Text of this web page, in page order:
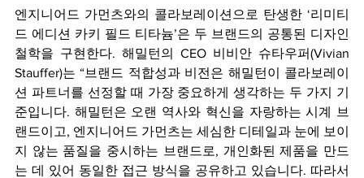
엔지니어드 가먼츠와의 콜라보레이션으로 탄생한 ‘리미티
드 에디션 카키 필드 티타늄’은 두 브랜드의 공통된 디자인
철학을 구현한다. 해밀턴의 CEO 비비안 슈타우퍼(Vivian
Stauffer)는 “브랜드 적합성과 비전은 해밀턴이 콜라보레이
션 파트너를 선정할 때 가장 중요하게 생각하는 두 가지 기
준입니다. 해밀턴은 오랜 역사와 혁신을 자랑하는 시계 브
랜드이고, 엔지니어드 가먼츠는 세심한 디테일과 눈에 보이
지 않는 품질을 중시하는 브랜드로, 개인화된 제품을 만드
는 데 있어 동일한 접근 방식을 공유하고 있습니다. 따라서